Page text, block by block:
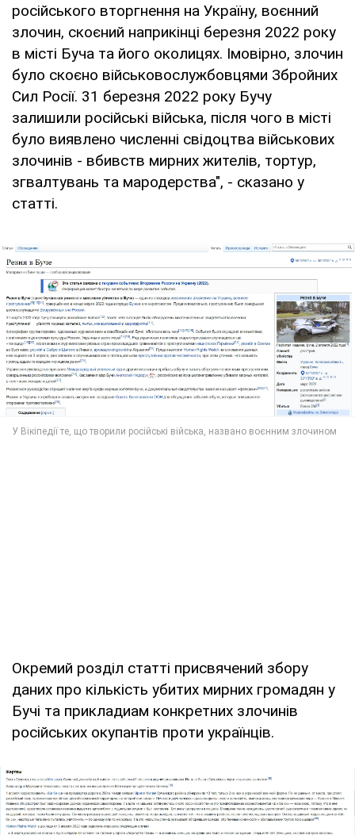
російського вторгнення на Україну, воєнний
злочин, скоєний наприкінці березня 2022 року
в місті Буча та його околицях. Імовірно, злочин
було скоєно військовослужбовцями Збройних
Сил Росії. 31 березня 2022 року Бучу
залишили російські війська, після чого в місті
було виявлено численні свідоцтва військових
злочинів - вбивств мирних жителів, тортур,
згвалтувань та мародерства", - сказано у
статті.
Окремий розділ статті присвячений збору
даних про кількість убитих мирних громадян у
Бучі та прикладиам конкретних злочинів
російських окупантів проти українців.